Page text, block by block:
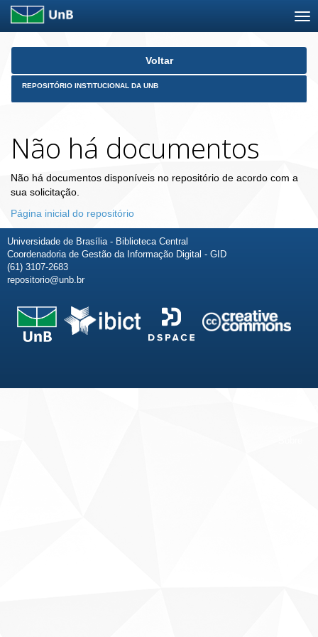
Skip
Voltar
REPOSITÓRIO INSTITUCIONAL DA UNB
Não há documentos
Não há documentos disponíveis no repositório de acordo com a
sua solicitação.
Página inicial do repositório
Universidade de Brasília - Biblioteca Central
Coordenadoria de Gestão da Informação Digital - GID
(61) 3107-2683
repositorio@unb.br